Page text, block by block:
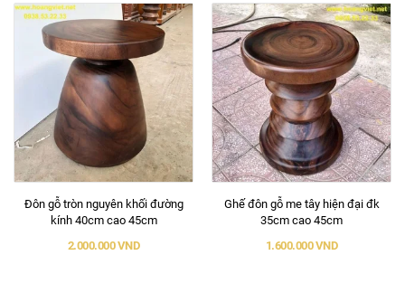
Đôn gỗ tròn nguyên khối đường
kính 40cm cao 45cm
2.000.000 VND
Ghế đôn gỗ me tây hiện đại đk
35cm cao 45cm
1.600.000 VND